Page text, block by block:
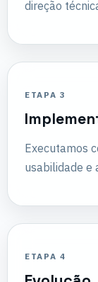
direção
ETAPA 3
Executamos
usabilidade e
ETAPA 4